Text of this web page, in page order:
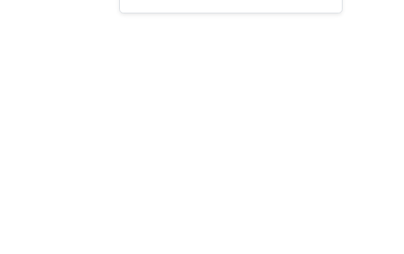
به‌روزرسانی‌های سایت